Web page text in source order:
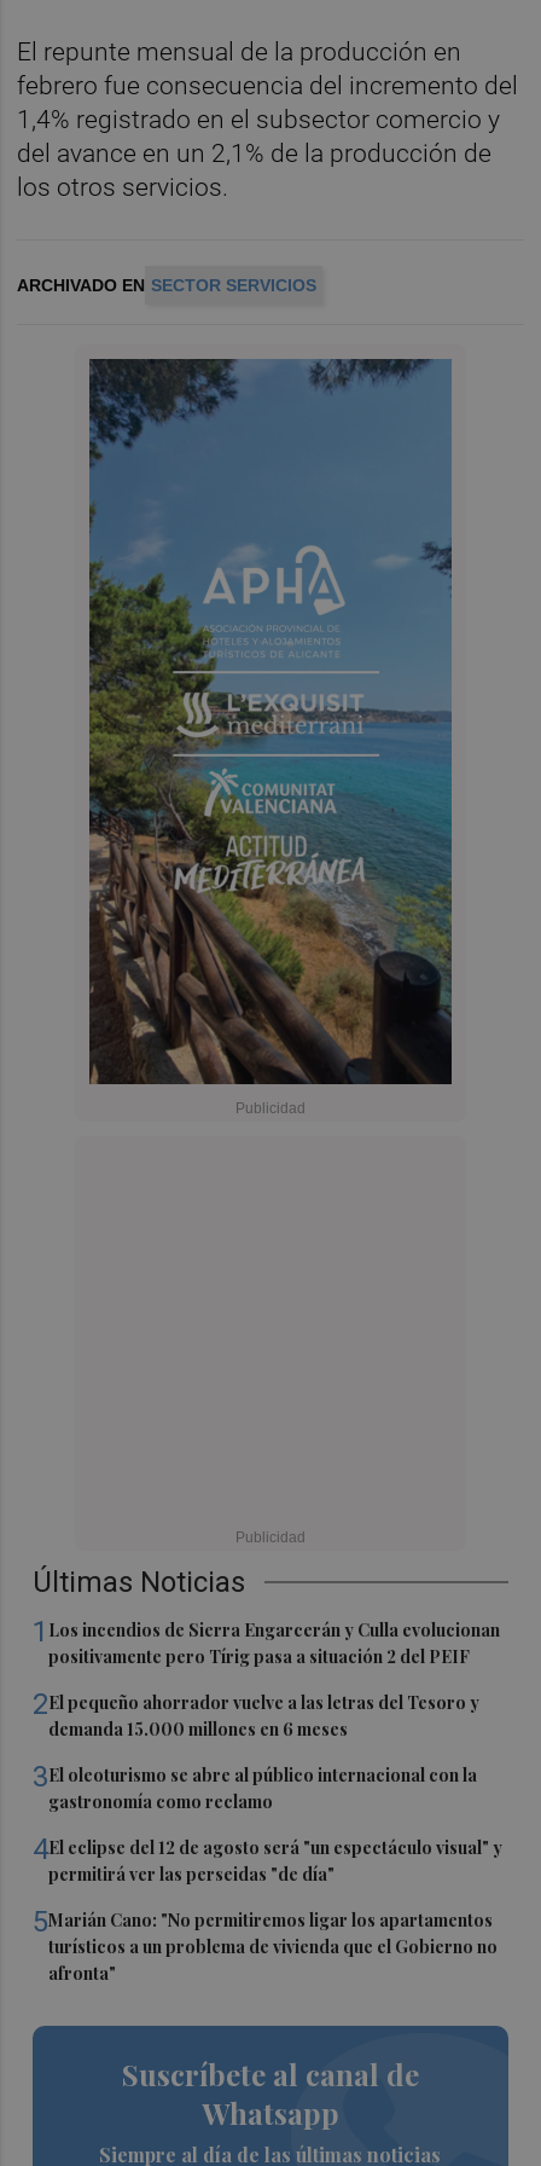
Últimas Noticias
1 Los incendios de Sierra Engarcerán y Culla evolucionan
positivamente pero Tírig pasa a situación 2 del PEIF
2El pequeño ahorrador vuelve a las letras del Tesoro y
demanda 15.000 millones en 6 meses
3El oleoturismo se abre al público internacional con la
gastronomía como reclamo
4El eclipse del 12 de agosto será "un espectáculo visual" y
permitirá ver las perseidas "de día"
5Marián Cano: "No permitiremos ligar los apartamentos
turísticos a un problema de vivienda que el Gobierno no
afronta"
Suscríbete al canal de
Whatsapp
Siempre al día de las últimas noticias
El repunte mensual de la producción en
febrero fue consecuencia del incremento del
1,4% registrado en el subsector comercio y
del avance en un 2,1% de la producción de
los otros servicios.
ARCHIVADO EN SECTOR SERVICIOS